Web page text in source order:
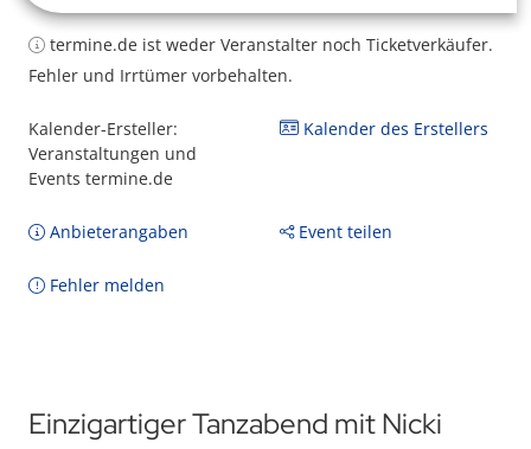
termine.de ist weder Veranstalter noch Ticketverkäufer.
Fehler und Irrtümer vorbehalten.
Kalender-Ersteller:
Veranstaltungen und
Events termine.de
Kalender des Erstellers
Anbieterangaben Event teilen
Fehler melden
Einzigartiger Tanzabend mit Nicki